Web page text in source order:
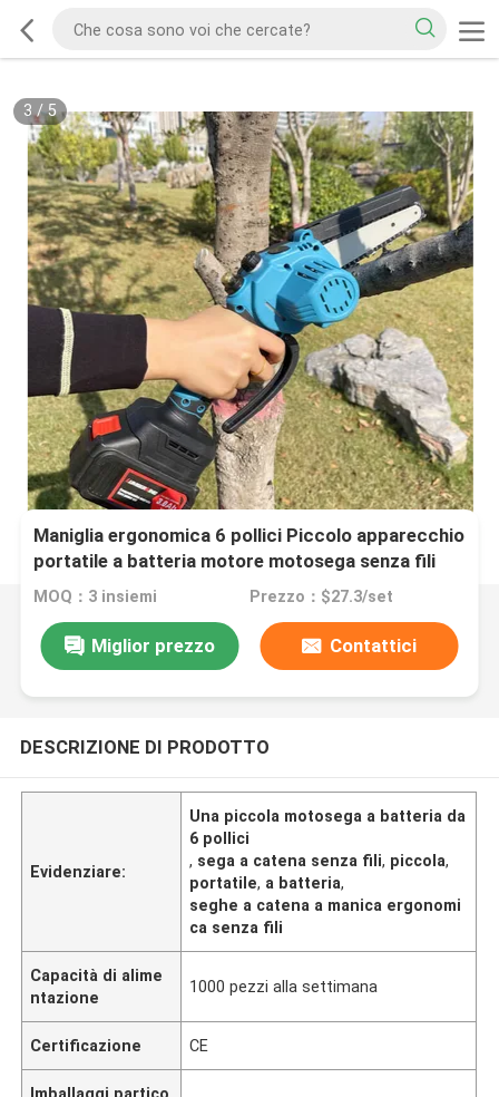
3/5
Maniglia ergonomica 6 pollici Piccolo apparecchio
portatile a batteria motore motosega senza fili
MOQ：3 insiemi Prezzo：$27.3/set
Miglior prezzo Contattici
DESCRIZIONE DI PRODOTTO
Evidenziare:
Una piccola motosega a batteria da
6 pollici
, sega a catena senza fili, piccola,
portatile, a batteria,
seghe a catena a manica ergonomi
ca senza fili
Capacità di alime
ntazione
1000 pezzi alla settimana
Certificazione CE
Imballaggi partico